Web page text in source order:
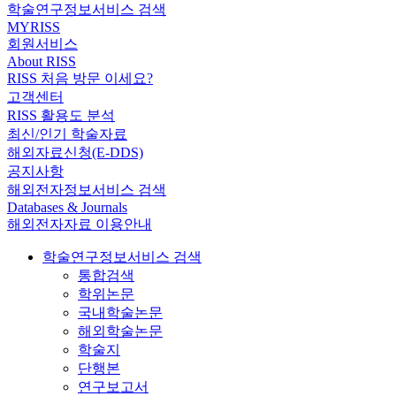
학술연구정보서비스 검색
MYRISS
회원서비스
About RISS
RISS 처음 방문 이세요?
고객센터
RISS 활용도 분석
최신/인기 학술자료
해외자료신청(E-DDS)
공지사항
해외전자정보서비스 검색
Databases & Journals
해외전자자료 이용안내
학술연구정보서비스 검색
통합검색
학위논문
국내학술논문
해외학술논문
학술지
단행본
연구보고서